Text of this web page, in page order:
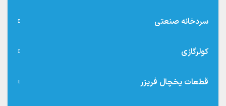
سردخانه صنعتی
کولرگازی
قطعات یخچال فریزر